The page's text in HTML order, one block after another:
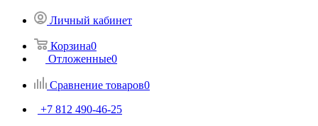
Личный кабинет
Корзина0
Отложенные0
Сравнение товаров0
+7 812 490-46-25